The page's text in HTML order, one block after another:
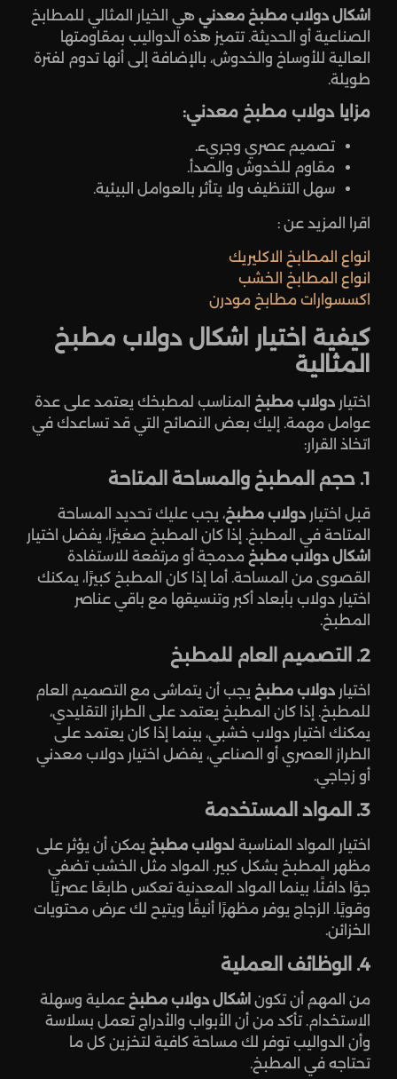
اشكال دولاب مطبخ معدني هي الخيار المثالي للمطابخ
الصناعية أو الحديثة. تتميز هذه الدواليب بمقاومتها
العالية للأوساخ والخدوش، بالإضافة إلى أنها تدوم لفترة
طويلة.
مزايا دولاب مطبخ معدني:
تصميم عصري وجريء.
مقاوم للخدوش والصدأ.
سهل التنظيف ولا يتأثر بالعوامل البيئية.
اقرا المزيد عن :
انواع المطابخ الاكليريك
انواع المطابخ الخشب
اكسسوارات مطابخ مودرن
كيفية اختيار اشكال دولاب مطبخ
المثالية
اختيار دولاب مطبخ
المناسب لمطبخك يعتمد على عدة
عوامل مهمة. إليك بعض النصائح التي قد تساعدك في
اتخاذ القرار:
1. حجم المطبخ والمساحة المتاحة
قبل اختياردولاب مطبخ، يجب عليك تحديد المساحة
المتاحة في المطبخ. إذا كان المطبخ صغيرًا، يفضل اختيار
اشكال دولاب مطبخ مدمجة أو مرتفعة للاستفادة
القصوى من المساحة. أما إذا كان المطبخ كبيرًا، يمكنك
اختيار دولاب بأبعاد أكبر وتنسيقها مع باقي عناصر
المطبخ.
2. التصميم العام للمطبخ
اختيار دولاب مطبخ يجب أن يتماشى مع التصميم العام
للمطبخ. إذا كان المطبخ يعتمد على الطراز التقليدي،
يمكنك اختيار دولاب خشبي، بينما إذا كان يعتمد على
الطراز العصري أو الصناعي، يفضل اختيار دولاب معدني
أو زجاجي.
3. المواد المستخدمة
اختيار المواد المناسبة لدولاب مطبخ يمكن أن يؤثر على
مظهر المطبخ بشكل كبير. المواد مثل الخشب تضفي
جوًا دافئًا، بينما المواد المعدنية تعكس طابعًا عصريًا
وقويًا. الزجاج يوفر مظهرًا أنيقًا ويتيح لك عرض محتويات
الخزائن.
4. الوظائف العملية
من المهم أن تكون اشكال دولاب مطبخ عملية وسهلة
الاستخدام. تأكد من أن الأبواب والأدراج تعمل بسلاسة
وأن الدواليب توفر لك مساحة كافية لتخزين كل ما
تحتاجه في المطبخ.